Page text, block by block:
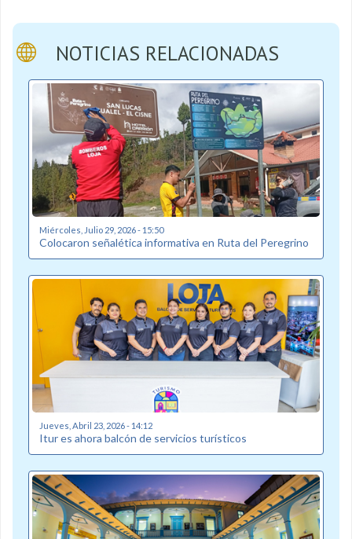
NOTICIAS RELACIONADAS
Miércoles, Julio 29, 2026 - 15:50
Colocaron señalética informativa en Ruta del Peregrino
Jueves, Abril 23, 2026 - 14:12
Itur es ahora balcón de servicios turísticos